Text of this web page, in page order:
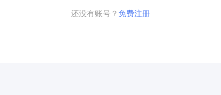
还没有账号？ 免费注册